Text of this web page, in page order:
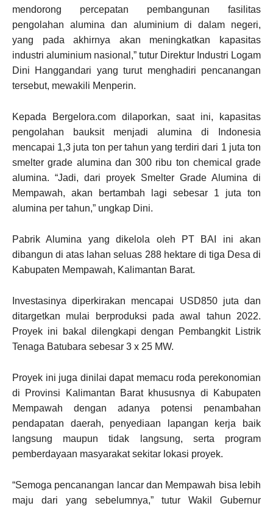
mendorong percepatan pembangunan fasilitas
pengolahan alumina dan aluminium di dalam negeri,
yang pada akhirnya akan meningkatkan kapasitas
industri aluminium nasional,” tutur Direktur Industri Logam
Dini Hanggandari yang turut menghadiri pencanangan
tersebut, mewakili Menperin.
Kepada Bergelora.com dilaporkan, saat ini, kapasitas
pengolahan bauksit menjadi alumina di Indonesia
mencapai 1,3 juta ton per tahun yang terdiri dari 1 juta ton
smelter grade alumina dan 300 ribu ton chemical grade
alumina. “Jadi, dari proyek Smelter Grade Alumina di
Mempawah, akan bertambah lagi sebesar 1 juta ton
alumina per tahun,” ungkap Dini.
Pabrik Alumina yang dikelola oleh PT BAI ini akan
dibangun di atas lahan seluas 288 hektare di tiga Desa di
Kabupaten Mempawah, Kalimantan Barat.
Investasinya diperkirakan mencapai USD850 juta dan
ditargetkan mulai berproduksi pada awal tahun 2022.
Proyek ini bakal dilengkapi dengan Pembangkit Listrik
Tenaga Batubara sebesar 3 x 25 MW.
Proyek ini juga dinilai dapat memacu roda perekonomian
di Provinsi Kalimantan Barat khususnya di Kabupaten
Mempawah dengan adanya potensi penambahan
pendapatan daerah, penyediaan lapangan kerja baik
langsung maupun tidak langsung, serta program
pemberdayaan masyarakat sekitar lokasi proyek.
“Semoga pencanangan lancar dan Mempawah bisa lebih
maju dari yang sebelumnya,” tutur Wakil Gubernur